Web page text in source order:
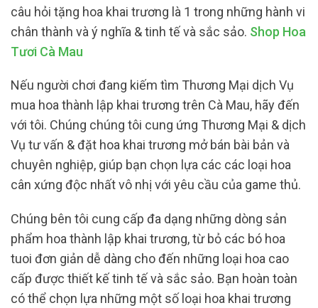
câu hỏi tặng hoa khai trương là 1 trong những hành vi
chân thành và ý nghĩa & tinh tế và sắc sảo. Shop Hoa
Tươi Cà Mau
Nếu người chơi đang kiếm tìm Thương Mại dịch Vụ
mua hoa thành lập khai trương trên Cà Mau, hãy đến
với tôi. Chúng chúng tôi cung ứng Thương Mại & dịch
Vụ tư vấn & đặt hoa khai trương mở bán bài bản và
chuyên nghiệp, giúp bạn chọn lựa các các loại hoa
cân xứng độc nhất vô nhị với yêu cầu của game thủ.
Chúng bên tôi cung cấp đa dạng những dòng sản
phẩm hoa thành lập khai trương, từ bỏ các bó hoa
tuoi đơn giản dễ dàng cho đến những loại hoa cao
cấp được thiết kế tinh tế và sắc sảo. Bạn hoàn toàn
có thể chọn lựa những một số loại hoa khai trương